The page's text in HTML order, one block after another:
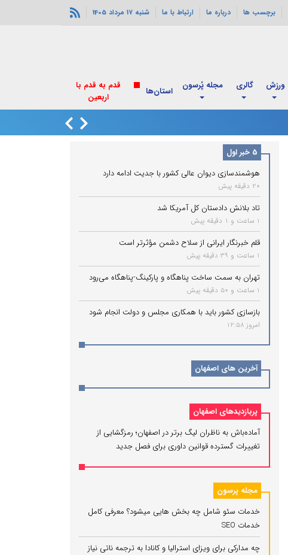
برچسب ها درباره ما ارتباط با ما شنبه 17 مرداد 1405
ورزش گالری مجله پُرسون استان‌ها
قدم به قدم با
اربعین
5 خبر اول
هوشمندسازی دیوان عالی کشور با جدیت ادامه دارد
20 دقیقه پیش
تاد بلانش دادستان کل آمریکا شد
1 ساعت و 1 دقیقه پیش
قلم خبرنگار ایرانی از سلاح دشمن مؤثرتر است
1 ساعت و 39 دقیقه پیش
تهران به سمت ساخت پناهگاه و پارکینگ‌-پناهگاه می‌رود
1 ساعت و 50 دقیقه پیش
بازسازی کشور باید با همکاری مجلس و دولت انجام شود
امروز 12:58
آخرین های اصفهان
پربازدیدهای اصفهان
آماده‌باش به ناظران لیگ برتر در اصفهان؛ رمزگشایی از
تغییرات گسترده قوانین داوری برای فصل جدید
مجله پرسون
خدمات سئو شامل چه بخش هایی میشود؟ معرفی کامل
خدمات SEO
چه مدارکی برای ویزای استرالیا و کانادا به ترجمه ناتی نیاز